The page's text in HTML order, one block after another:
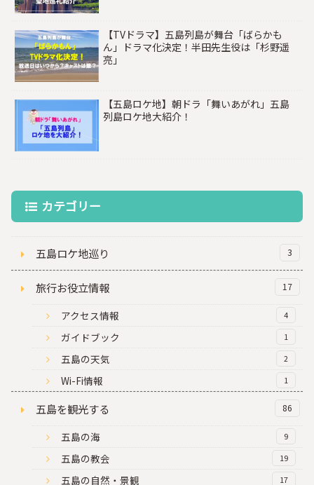
【TVドラマ】五島列島が舞台「ばらかも
ん」ドラマ化決定！半田先生役は「杉野遥
亮」
【五島ロケ地】朝ドラ「舞いあがれ」五島
列島ロケ地大紹介！
カテゴリー
五島ロケ地巡り 3
旅行お役立情報 17
アクセス情報 4
ガイドブック 1
五島の天気 2
Wi-Fi情報 1
五島を観光する 86
五島の海 9
五島の教会 19
五島の自然・景観 17